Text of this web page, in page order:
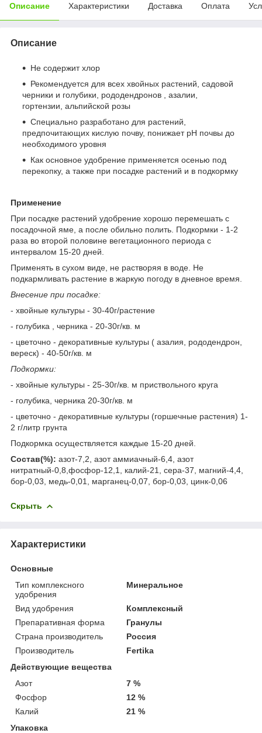
Описание Характеристики Доставка Оплата
Описание
Не содержит хлор
Рекомендуется для всех хвойных растений, садовой
черники и голубики, рододендронов , азалии,
гортензии, альпийской розы
Специально разработано для растений,
предпочитающих кислую почву, понижает рН почвы до
необходимого уровня
Как основное удобрение применяется осенью под
перекопку, а также при посадке растений и в подкормку
Применение
При посадке растений удобрение хорошо перемешать с
посадочной яме, а после обильно полить. Подкормки - 1-2
раза во второй половине вегетационного периода с
интервалом 15-20 дней.
Применять в сухом виде, не растворяя в воде. Не
подкармливать растение в жаркую погоду в дневное время.
Внесение при посадке:
- хвойные культуры - 30-40г/растение
- голубика , черника - 20-30г/кв. м
- цветочно - декоративные культуры ( азалия, рододендрон,
вереск) - 40-50г/кв. м
Подкормки:
- хвойные культуры - 25-30г/кв. м приствольного круга
- голубика, черника 20-30г/кв. м
- цветочно - декоративные культуры (горшечные растения) 1-
2 г/литр грунта
Подкормка осуществляется каждые 15-20 дней.
Состав(%): азот-7,2, азот аммиачный-6,4, азот
нитратный-0,8,фосфор-12,1, калий-21, сера-37, магний-4,4,
бор-0,03, медь-0,01, марганец-0,07, бор-0,03, цинк-0,06
Скрыть
Характеристики
Основные
Тип комплексного
удобрения
Минеральное
Вид удобрения
Комплексный
Препаративная форма
Гранулы
Страна производитель
Россия
Производитель
Fertika
Действующие вещества
Азот
7 %
Фосфор
12 %
Калий
21 %
Упаковка